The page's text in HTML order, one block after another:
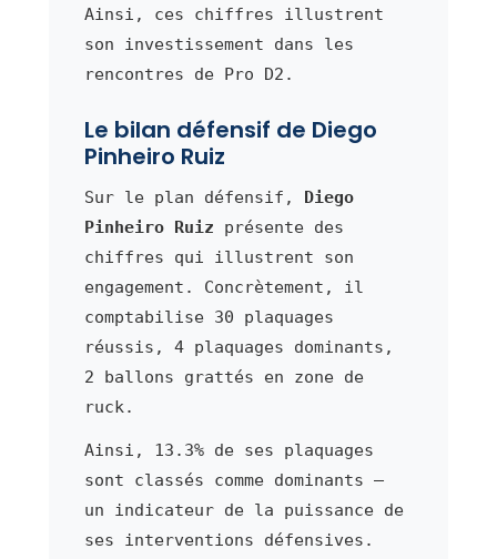
Ainsi, ces chiffres illustrent
son investissement dans les
rencontres de Pro D2.
Le bilan défensif de Diego
Pinheiro Ruiz
Sur le plan défensif, Diego
Pinheiro Ruiz présente des
chiffres qui illustrent son
engagement. Concrètement, il
comptabilise 30 plaquages
réussis, 4 plaquages dominants,
2 ballons grattés en zone de
ruck.
Ainsi, 13.3% de ses plaquages
sont classés comme dominants —
un indicateur de la puissance de
ses interventions défensives.